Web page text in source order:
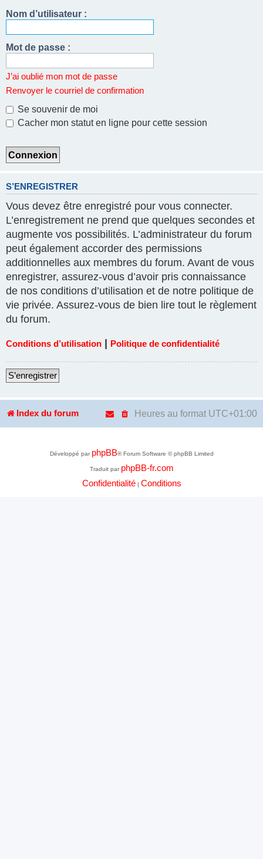
Nom d’utilisateur :
Mot de passe :
J’ai oublié mon mot de passe
Renvoyer le courriel de confirmation
Se souvenir de moi
Cacher mon statut en ligne pour cette session
S’ENREGISTRER
Vous devez être enregistré pour vous connecter.
L’enregistrement ne prend que quelques secondes et
augmente vos possibilités. L’administrateur du forum
peut également accorder des permissions
additionnelles aux membres du forum. Avant de vous
enregistrer, assurez-vous d’avoir pris connaissance
de nos conditions d’utilisation et de notre politique de
vie privée. Assurez-vous de bien lire tout le règlement
du forum.
Conditions d’utilisation Politique de confidentialité
S’enregistrer
Index du forum Heures au format UTC+01:00
Développé par phpBB® Forum Software © phpBB Limited
Traduit par phpBB-fr.com
Confidentialité| Conditions